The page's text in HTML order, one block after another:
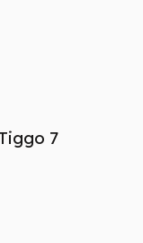
7